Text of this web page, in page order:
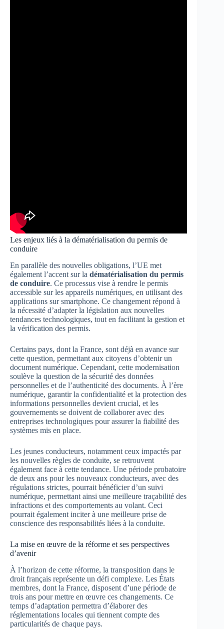
Les enjeux liés à la dématérialisation du permis de
conduire
En parallèle des nouvelles obligations, l’UE met
également l’accent sur la dématérialisation du permis
de conduire. Ce processus vise à rendre le permis
accessible sur les appareils numériques, en utilisant des
applications sur smartphone. Ce changement répond à
la nécessité d’adapter la législation aux nouvelles
tendances technologiques, tout en facilitant la gestion et
la vérification des permis.
Certains pays, dont la France, sont déjà en avance sur
cette question, permettant aux citoyens d’obtenir un
document numérique. Cependant, cette modernisation
soulève la question de la sécurité des données
personnelles et de l’authenticité des documents. À l’ère
numérique, garantir la confidentialité et la protection des
informations personnelles devient crucial, et les
gouvernements se doivent de collaborer avec des
entreprises technologiques pour assurer la fiabilité des
systèmes mis en place.
Les jeunes conducteurs, notamment ceux impactés par
les nouvelles règles de conduite, se retrouvent
également face à cette tendance. Une période probatoire
de deux ans pour les nouveaux conducteurs, avec des
régulations strictes, pourrait bénéficier d’un suivi
numérique, permettant ainsi une meilleure traçabilité des
infractions et des comportements au volant. Ceci
pourrait également inciter à une meilleure prise de
conscience des responsabilités liées à la conduite.
La mise en œuvre de la réforme et ses perspectives
d’avenir
À l’horizon de cette réforme, la transposition dans le
droit français représente un défi complexe. Les États
membres, dont la France, disposent d’une période de
trois ans pour mettre en œuvre ces changements. Ce
temps d’adaptation permettra d’élaborer des
réglementations locales qui tiennent compte des
particularités de chaque pays.